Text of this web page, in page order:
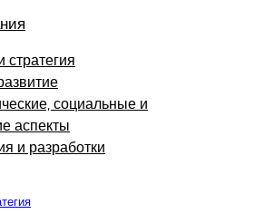
социальные и
аспекты
и разработки